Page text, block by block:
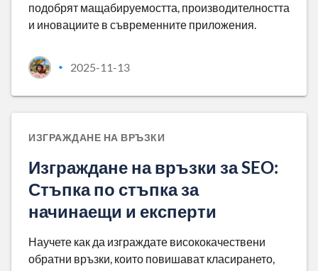
подобрят мащабируемостта, производителността
и иновациите в съвременните приложения.
• 2025-11-13
ИЗГРАЖДАНЕ НА ВРЪЗКИ
Изграждане на връзки за SEO:
Стъпка по стъпка за
начинаещи и експерти
Научете как да изграждате висококачествени
обратни връзки, които повишават класирането,